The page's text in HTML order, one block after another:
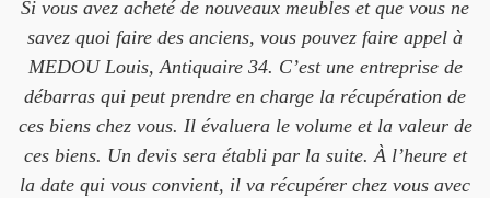
Si vous avez acheté de nouveaux meubles et que vous ne
savez quoi faire des anciens, vous pouvez faire appel à
MEDOU Louis, Antiquaire 34. C’est une entreprise de
débarras qui peut prendre en charge la récupération de
ces biens chez vous. Il évaluera le volume et la valeur de
ces biens. Un devis sera établi par la suite. À l’heure et
la date qui vous convient, il va récupérer chez vous avec